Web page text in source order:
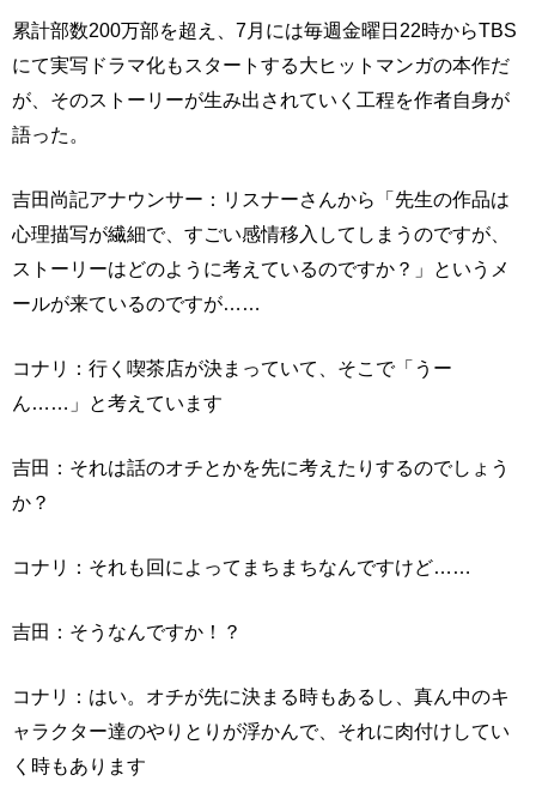
累計部数200万部を超え、7月には毎週金曜日22時からTBS
にて実写ドラマ化もスタートする大ヒットマンガの本作だ
が、そのストーリーが生み出されていく工程を作者自身が
語った。
吉田尚記アナウンサー：リスナーさんから「先生の作品は
心理描写が繊細で、すごい感情移入してしまうのですが、
ストーリーはどのように考えているのですか？」というメ
ールが来ているのですが……
コナリ：行く喫茶店が決まっていて、そこで「うー
ん……」と考えています
吉田：それは話のオチとかを先に考えたりするのでしょう
か？
コナリ：それも回によってまちまちなんですけど……
吉田：そうなんですか！？
コナリ：はい。オチが先に決まる時もあるし、真ん中のキ
ャラクター達のやりとりが浮かんで、それに肉付けしてい
く時もあります